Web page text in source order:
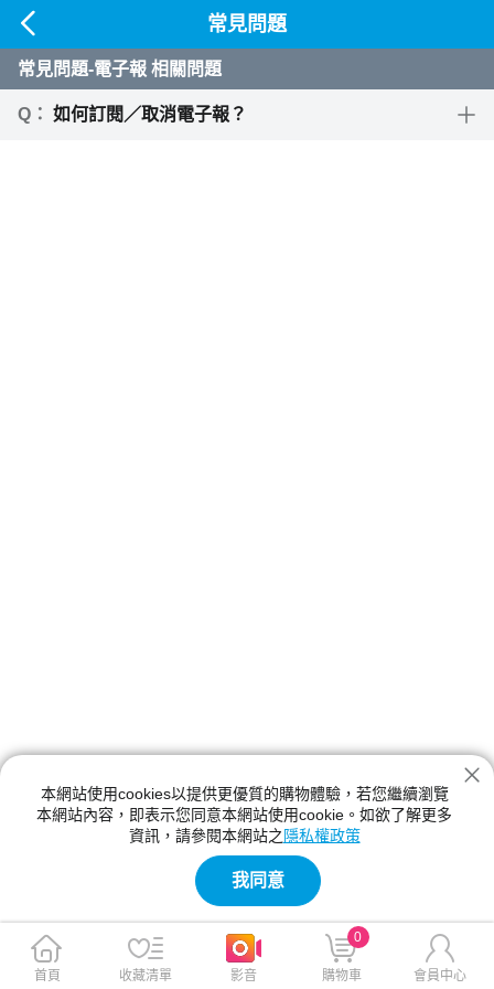
常見問題
常見問題-電子報 相關問題
如何訂閱／取消電子報？
本網站使用cookies以提供更優質的購物體驗，若您繼續瀏覽
本網站內容，即表示您同意本網站使用cookie。如欲了解更多
資訊，請參閱本網站之 隱私權政策
我同意
首頁 收藏清單 影音 購物車
0
會員中心